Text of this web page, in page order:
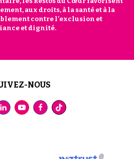
aux droits, à la santé et à la
contre l’exclusion et
et dignité.
NOUS